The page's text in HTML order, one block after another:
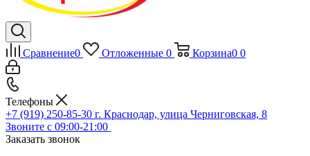
Сравнение0 Отложенные 0 Корзина0 0
Телефоны
+7 (919) 250-85-30 г. Краснодар, улица Черниговская, 8
Звоните с 09:00-21:00
Заказать звонок